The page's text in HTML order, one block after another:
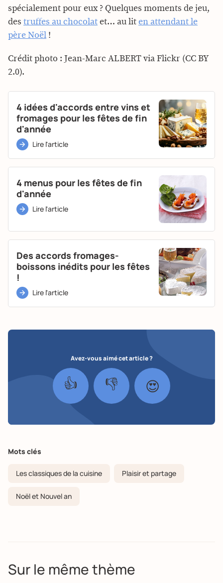
spécialement pour eux ? Quelques moments de jeu,
des truffes au chocolat et… au lit en attendant le
père Noël !
Crédit photo : Jean-Marc ALBERT via Flickr (CC BY
2.0).
4 idées d'accords entre vins et
fromages pour les fêtes de fin
d'année
Lire l'article
4 menus pour les fêtes de fin
d'année
Lire l'article
Des accords fromages-
boissons inédits pour les fêtes
!
Lire l'article
Avez-vous aimé cet article ?
👍 👎 😍
Mots clés
Les classiques de la cuisine Plaisir et partage
Noël et Nouvel an
Sur le même thème